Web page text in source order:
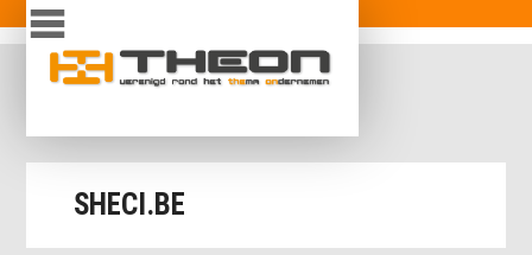
Overslaan en naar de inhoud gaan
inloggen
SHECI.BE